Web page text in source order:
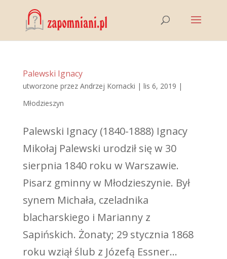
Palewski Ignacy
utworzone przez Andrzej Kornacki | lis 6, 2019 |
Młodzieszyn
Palewski Ignacy (1840-1888) Ignacy
Mikołaj Palewski urodził się w 30
sierpnia 1840 roku w Warszawie.
Pisarz gminny w Młodzieszynie. Był
synem Michała, czeladnika
blacharskiego i Marianny z
Sapińskich. Żonaty; 29 stycznia 1868
roku wziął ślub z Józefą Essner...